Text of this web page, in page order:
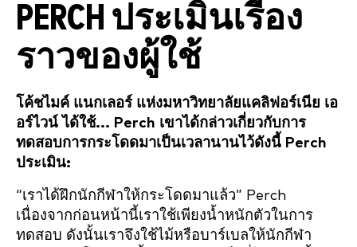
PERCH ประเมินเรื่อง
ราวของผู้ใช้
โค้ชไมค์ แนกเลอร์ แห่งมหาวิทยาลัยแคลิฟอร์เนีย เอ
อร์ไวน์ ได้ใช้... Perch เขาได้กล่าวเกี่ยวกับการ
ทดสอบการกระโดดมาเป็นเวลานานไว้ดังนี้ Perch
ประเมิน:
“เราได้ฝึกนักกีฬาให้กระโดดมาแล้ว” Perch
เนื่องจากก่อนหน้านี้เราใช้เพียงน้ำหนักตัวในการ
ทดสอบ ดังนั้นเราจึงใช้ไม้หรือบาร์เบลให้นักกีฬา